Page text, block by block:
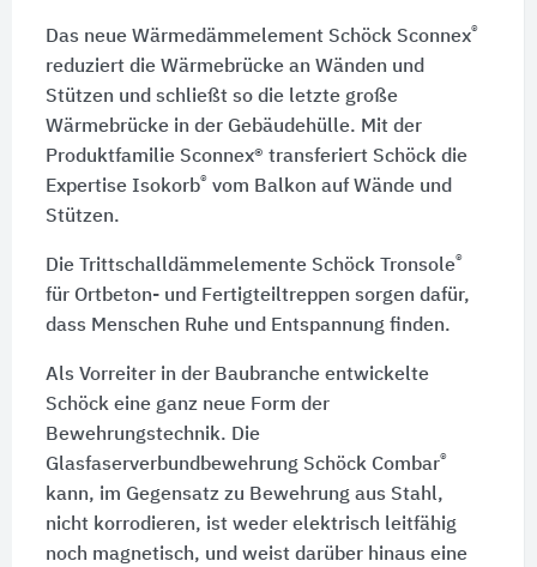
Das neue Wärmedämmelement Schöck Sconnex®
reduziert die Wärmebrücke an Wänden und
Stützen und schließt so die letzte große
Wärmebrücke in der Gebäudehülle. Mit der
Produktfamilie Sconnex® transferiert Schöck die
Expertise Isokorb® vom Balkon auf Wände und
Stützen.
Die Trittschalldämmelemente Schöck Tronsole®
für Ortbeton- und Fertigteiltreppen sorgen dafür,
dass Menschen Ruhe und Entspannung finden.
Als Vorreiter in der Baubranche entwickelte
Schöck eine ganz neue Form der
Bewehrungstechnik. Die
Glasfaserverbundbewehrung Schöck Combar®
kann, im Gegensatz zu Bewehrung aus Stahl,
nicht korrodieren, ist weder elektrisch leitfähig
noch magnetisch, und weist darüber hinaus eine